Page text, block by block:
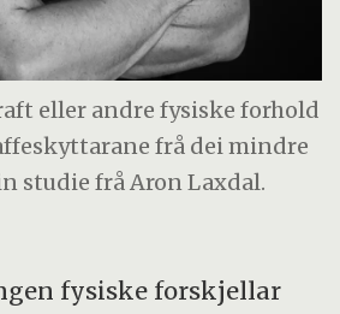
eller andre fysiske forhold
frå dei mindre
studie frå Aron Laxdal.
fysiske forskjellar